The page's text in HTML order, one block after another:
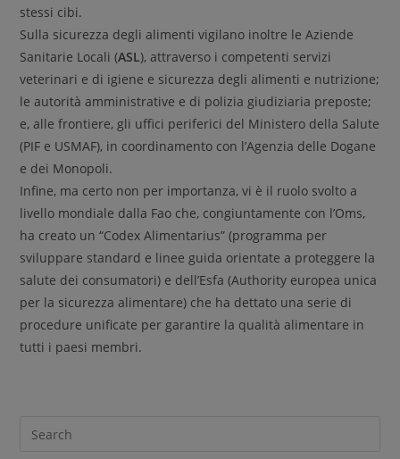
stessi cibi.
Sulla sicurezza degli alimenti vigilano inoltre le Aziende
Sanitarie Locali (ASL), attraverso i competenti servizi
veterinari e di igiene e sicurezza degli alimenti e nutrizione;
le autorità amministrative e di polizia giudiziaria preposte;
e, alle frontiere, gli uffici periferici del Ministero della Salute
(PIF e USMAF), in coordinamento con l’Agenzia delle Dogane
e dei Monopoli.
Infine, ma certo non per importanza, vi è il ruolo svolto a
livello mondiale dalla Fao che, congiuntamente con l’Oms,
ha creato un “Codex Alimentarius” (programma per
sviluppare standard e linee guida orientate a proteggere la
salute dei consumatori) e dell’Esfa (Authority europea unica
per la sicurezza alimentare) che ha dettato una serie di
procedure unificate per garantire la qualità alimentare in
tutti i paesi membri.